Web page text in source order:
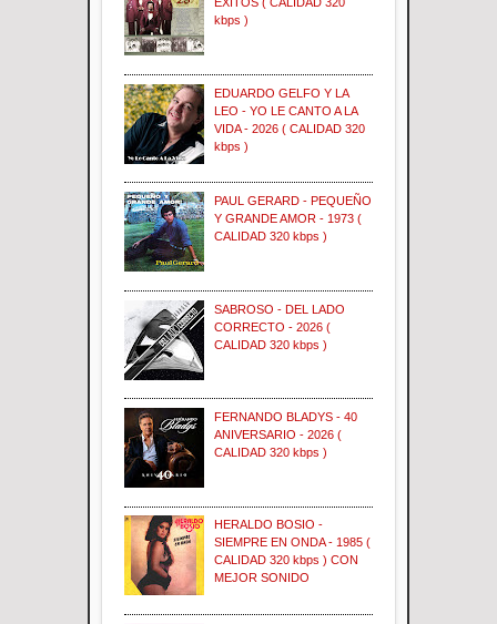
EXITOS ( CALIDAD 320
kbps )
EDUARDO GELFO Y LA
LEO - YO LE CANTO A LA
VIDA - 2026 ( CALIDAD 320
kbps )
PAUL GERARD - PEQUEÑO
Y GRANDE AMOR - 1973 (
CALIDAD 320 kbps )
SABROSO - DEL LADO
CORRECTO - 2026 (
CALIDAD 320 kbps )
FERNANDO BLADYS - 40
ANIVERSARIO - 2026 (
CALIDAD 320 kbps )
HERALDO BOSIO -
SIEMPRE EN ONDA - 1985 (
CALIDAD 320 kbps ) CON
MEJOR SONIDO